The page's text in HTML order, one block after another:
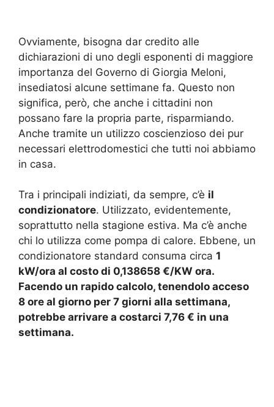
Ovviamente, bisogna dar credito alle
dichiarazioni di uno degli esponenti di maggiore
importanza del Governo di Giorgia Meloni,
insediatosi alcune settimane fa. Questo non
significa, però, che anche i cittadini non
possano fare la propria parte, risparmiando.
Anche tramite un utilizzo coscienzioso dei pur
necessari elettrodomestici che tutti noi abbiamo
in casa.
Tra i principali indiziati, da sempre, c’è il
condizionatore. Utilizzato, evidentemente,
soprattutto nella stagione estiva. Ma c’è anche
chi lo utilizza come pompa di calore. Ebbene, un
condizionatore standard consuma circa 1
kW/ora al costo di 0,138658 €/KW ora.
Facendo un rapido calcolo, tenendolo acceso
8 ore al giorno per 7 giorni alla settimana,
potrebbe arrivare a costarci 7,76 € in una
settimana.